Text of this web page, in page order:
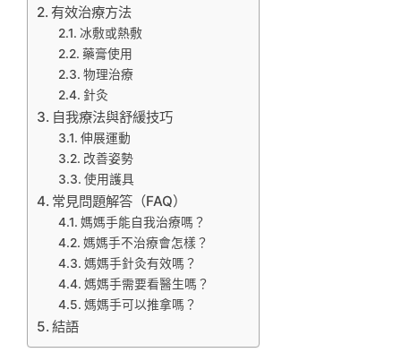
有效治療方法
冰敷或熱敷
藥膏使用
物理治療
針灸
自我療法與舒緩技巧
伸展運動
改善姿勢
使用護具
常見問題解答（FAQ）
媽媽手能自我治療嗎？
媽媽手不治療會怎樣？
媽媽手針灸有效嗎？
媽媽手需要看醫生嗎？
媽媽手可以推拿嗎？
結語